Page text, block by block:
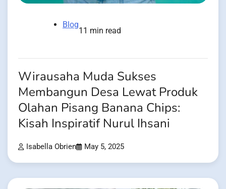
Blog
11 min read
Wirausaha Muda Sukses
Membangun Desa Lewat Produk
Olahan Pisang Banana Chips:
Kisah Inspiratif Nurul Ihsani
Isabella Obrien May 5, 2025